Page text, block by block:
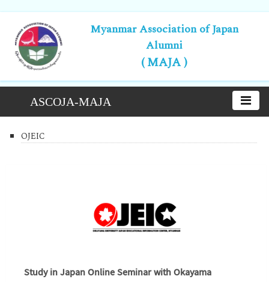
Myanmar Association of Japan
Alumni
( MAJA )
ASCOJA-MAJA
OJEIC
Study in Japan Online Seminar with Okayama